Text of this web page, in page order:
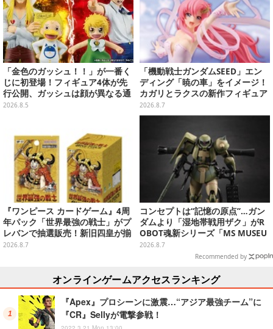
「金色のガッシュ！！」が一番く
じに初登場！フィギュア4体が先
行公開、ガッシュは顔が異なる通
常/ザケルver.の2種
2026.8.5
「機動戦士ガンダムSEED」エン
ディング「暁の車」をイメージ！
カガリとラクスの新作フィギュア
がプライズに
2026.8.7
『ワンピース カードゲーム』4周
年パック「世界最強の戦士」がプ
レバンで抽選販売！新旧四皇が揃
い踏み、刃牙作者が描く「カイド
2026.8.7
コンセプトは“記憶の原点”…ガン
ダムより「湿地帯戦用ザク」がR
OBOT魂新シリーズ「MS MUSEU
M」で商品化！博物館イメージの
2026.8.7
Recommended by
オンラインゲームアクセスランキング
『Apex』プロシーンに激震…“アジア最強チーム”に
『CR』Sellyが電撃参戦！